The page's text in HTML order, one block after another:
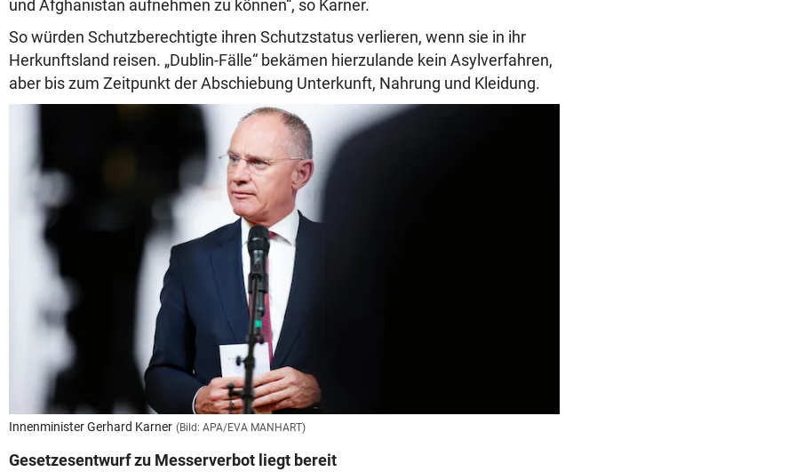
und Afghanistan aufnehmen zu können“, so Karner.
So würden Schutzberechtigte ihren Schutzstatus verlieren, wenn sie in ihr
Herkunftsland reisen. „Dublin-Fälle“ bekämen hierzulande kein Asylverfahren,
aber bis zum Zeitpunkt der Abschiebung Unterkunft, Nahrung und Kleidung.
Innenminister Gerhard Karner (Bild: APA/EVA MANHART)
Gesetzesentwurf zu Messerverbot liegt bereit